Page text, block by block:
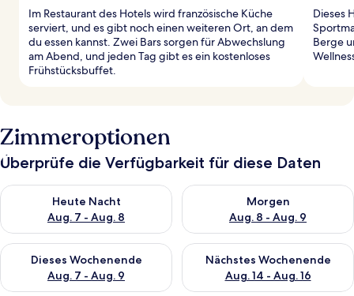
Im Restaurant des Hotels wird französische Küche
serviert, und es gibt noch einen weiteren Ort, an dem
du essen kannst. Zwei Bars sorgen für Abwechslung
am Abend, und jeden Tag gibt es ein kostenloses
Frühstücksbuffet.
Dieses
Berge
Zimmeroptionen
Überprüfe die Verfügbarkeit für diese Daten
Heute Nacht
Aug. 7 - Aug. 8
Überprüfe die Verfügbarkeit für heute Nacht, Aug. 7 - Aug. 8.
Morgen
Aug. 8 - Aug. 9
Überprüfe die Verfügbarkeit
Dieses Wochenende
Aug. 7 - Aug. 9
Überprüfe die Verfügbarkeit für dieses Wochenende, Aug. 7
Nächstes Wochenende
Aug. 14 - Aug. 16
Überprüfe die Verfügbarkeit